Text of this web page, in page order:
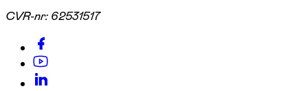
CVR-nr: 62531517